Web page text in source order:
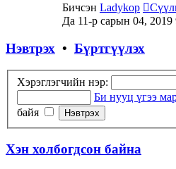
Бичсэн Ladykop
Да 11-р сарын 04, 2019
Нэвтрэх • Бүртгүүлэх
Хэрэглэгчийн нэр:
Би нууц үгээ
байя
Хэн холбогдсон байна